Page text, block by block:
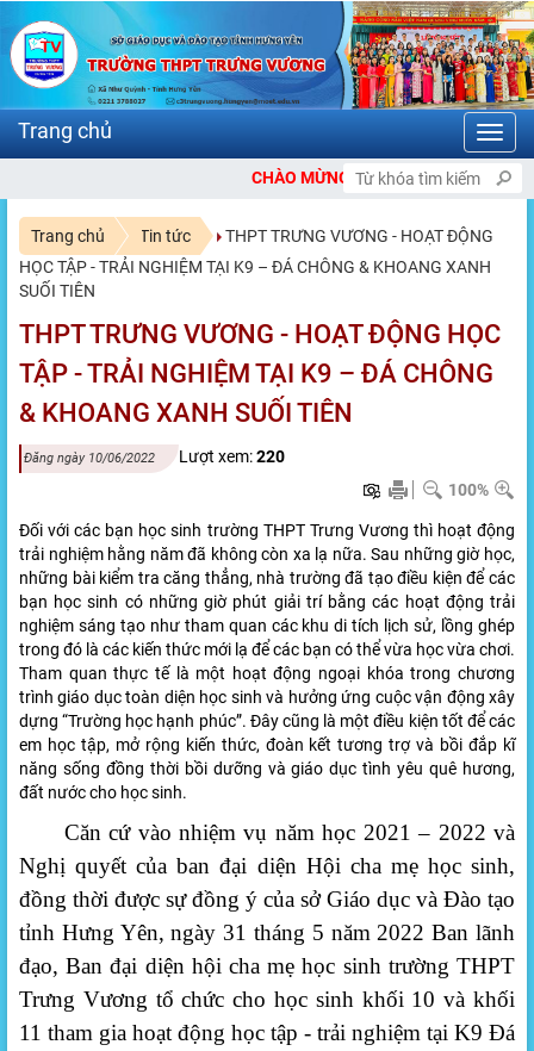
CHÀO MỪNG BẠN ĐẾN VỚI CỔNG THÔNG TIN ĐIỆN
Trang chủ Tin tức
THPT TRƯNG VƯƠNG - HOẠT ĐỘNG
HỌC TẬP - TRẢI NGHIỆM TẠI K9 – ĐÁ CHÔNG & KHOANG XANH
SUỐI TIÊN
THPT TRƯNG VƯƠNG - HOẠT ĐỘNG HỌC
TẬP - TRẢI NGHIỆM TẠI K9 – ĐÁ CHÔNG
& KHOANG XANH SUỐI TIÊN
Đăng ngày 10/06/2022 Lượt xem:220
100%
Đối với các bạn học sinh trường THPT Trưng Vương thì hoạt động
trải nghiệm hằng năm đã không còn xa lạ nữa. Sau những giờ học,
những bài kiểm tra căng thẳng, nhà trường đã tạo điều kiện để các
bạn học sinh có những giờ phút giải trí bằng các hoạt động trải
nghiệm sáng tạo như tham quan các khu di tích lịch sử, lồng ghép
trong đó là các kiến thức mới lạ để các bạn có thể vừa học vừa chơi.
Tham quan thực tế là một hoạt động ngoại khóa trong chương
trình giáo dục toàn diện học sinh và hưởng ứng cuộc vận động xây
dựng “Trường học hạnh phúc”. Đây cũng là một điều kiện tốt để các
em học tập, mở rộng kiến thức, đoàn kết tương trợ và bồi đắp kĩ
năng sống đồng thời bồi dưỡng và giáo dục tình yêu quê hương,
đất nước cho học sinh.
Căn cứ vào nhiệm vụ năm học 2021 – 2022 và
Nghị quyết của ban đại diện Hội cha mẹ học sinh,
đồng thời được sự đồng ý của sở Giáo dục và Đào tạo
tỉnh Hưng Yên,ngày 31 tháng 5 năm 2022Ban lãnh
đạo, Ban đại diện hội cha mẹ học sinh trường THPT
Trưng Vương tổ chức cho học sinh khối 10 và khối
11 tham gia hoạt động học tập - trải nghiệm tại K9 Đá